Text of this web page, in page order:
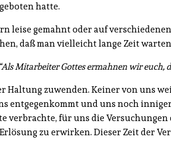
hatte.
leise gemahnt oder auf
daß man vielleicht lange Zeit
“Als Mitarbeiter Gottes ermahnen wir euch,
Haltung zuwenden. Keiner von uns
entgegenkommt und uns noch
für uns die Versuchungen
zu erwirken. Dieser Zeit der